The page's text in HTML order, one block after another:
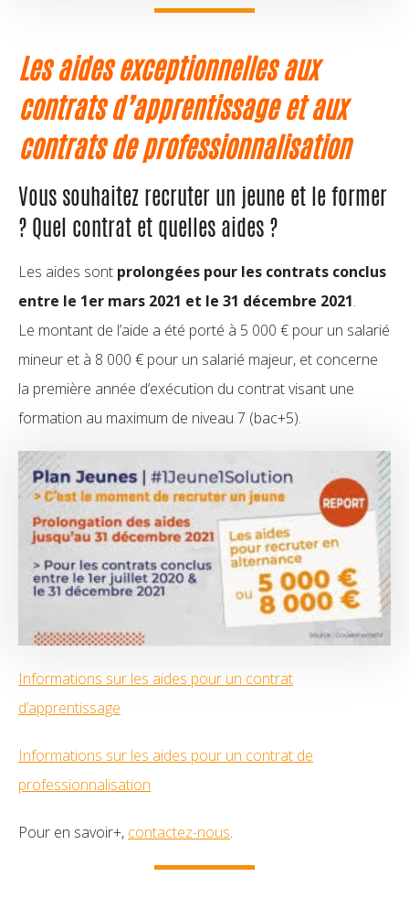
Les aides exceptionnelles aux
contrats d’apprentissage et aux
contrats de professionnalisation
Vous souhaitez recruter un jeune et le former
? Quel contrat et quelles aides ?
Les aides sont prolongées pour les contrats conclus
entre le 1er mars 2021 et le 31 décembre 2021.
Le montant de l’aide a été porté à 5 000 € pour un salarié
mineur et à 8 000 € pour un salarié majeur, et concerne
la première année d’exécution du contrat visant une
formation au maximum de niveau 7 (bac+5).
Informations sur les aides pour un contrat
d’apprentissage
Informations sur les aides pour un contrat de
professionnalisation
Pour en savoir+, contactez-nous.